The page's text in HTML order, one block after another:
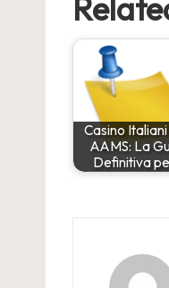
Casino
AAMS: La
Definitiva